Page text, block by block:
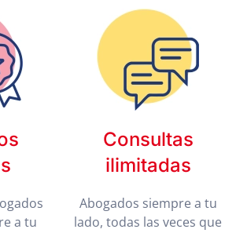
a tu
Consultas
ilimitadas
Abogados siempre a tu
lado, todas las veces que